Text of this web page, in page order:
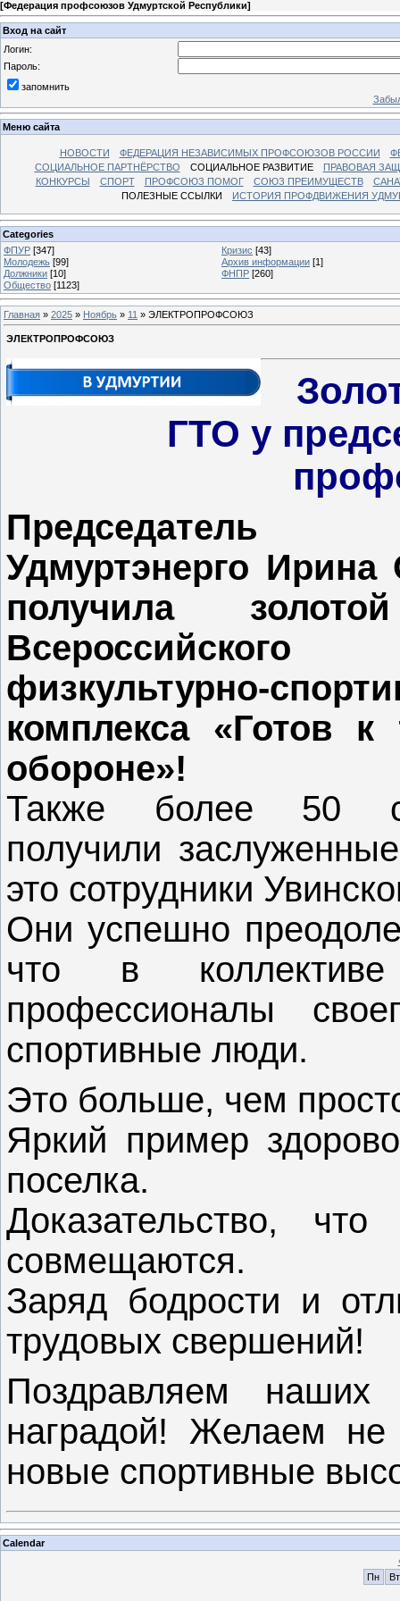
[Федерация профсоюзов Удмуртской Республики]
Вход на сайт
Логин:
Пароль:
запомнить
Меню сайта
НОВОСТИ ФЕДЕРАЦИЯ НЕЗАВИСИМЫХ ПРОФСОЮЗОВ РОССИИ
СОЦИАЛЬНОЕ ПАРТНЁРСТВО
СОЦИАЛЬНОЕ РАЗВИТИЕ
ПРАВОВАЯ
КОНКУРСЫ
СПОРТ ПРОФСОЮЗ ПОМОГ СОЮЗ ПРЕИМУЩЕСТВ
ПОЛЕЗНЫЕ ССЫЛКИ
ИСТОРИЯ ПРОФДВИЖЕНИЯ
Categories
ФПУР [347] Кризис [43]
Молодежь [99] Архив информации [1]
Должники [10] ФНПР [260]
Общество [1123]
Главная » 2025 » Ноябрь » 11 » ЭЛЕКТРОПРОФСОЮЗ
ЭЛЕКТРОПРОФСОЮЗ
ГТО у
Удмуртэнерго Ирина
получила
Всероссийского
физкультурно-
комплекса «Готов к
обороне»!
Также более 50
получили
это сотрудники
Они успешно
что в
профессионалы
спортивные люди.
Это больше, чем
Яркий пример
поселка.
Доказательство,
совмещаются.
Заряд бодрости и
трудовых свершений!
Поздравляем
наградой! Желаем не
новые спортивные
Calendar
Пн
Вт